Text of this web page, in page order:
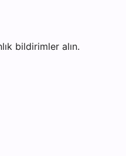
bildirimler alın.